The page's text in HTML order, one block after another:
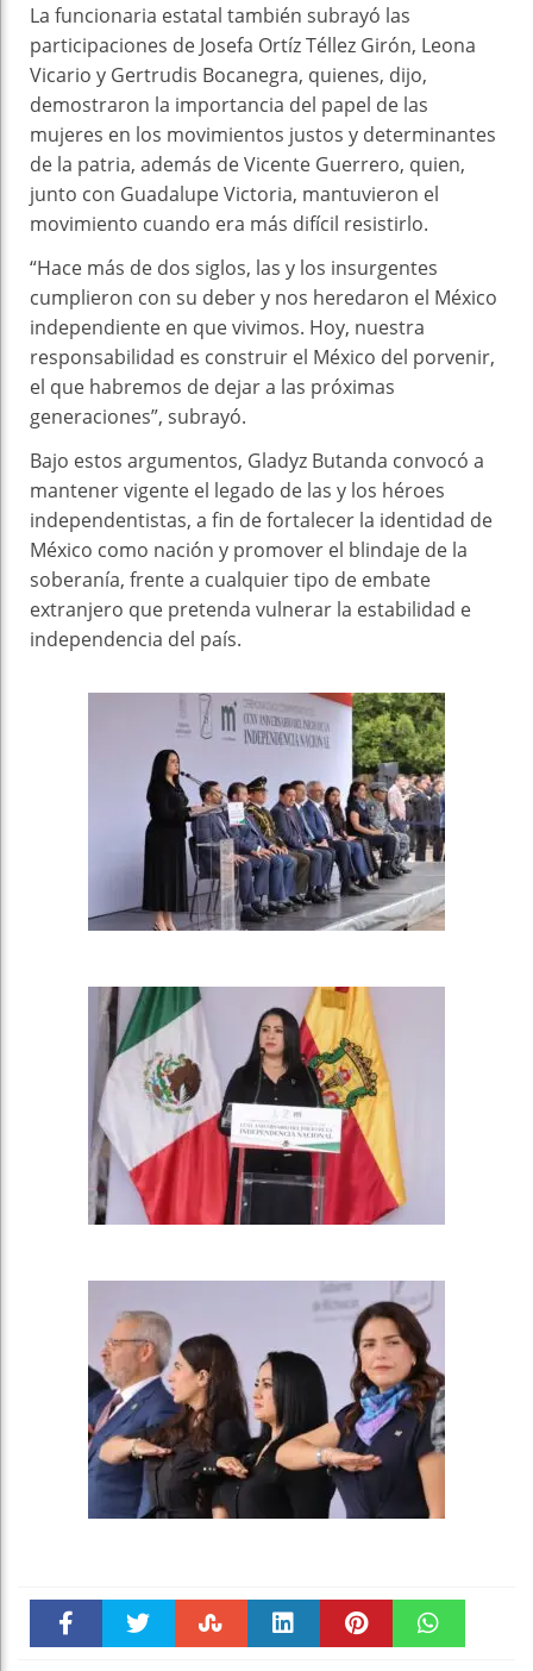
La funcionaria estatal también subrayó las
participaciones de Josefa Ortíz Téllez Girón, Leona
Vicario y Gertrudis Bocanegra, quienes, dijo,
demostraron la importancia del papel de las
mujeres en los movimientos justos y determinantes
de la patria, además de Vicente Guerrero, quien,
junto con Guadalupe Victoria, mantuvieron el
movimiento cuando era más difícil resistirlo.
“Hace más de dos siglos, las y los insurgentes
cumplieron con su deber y nos heredaron el México
independiente en que vivimos. Hoy, nuestra
responsabilidad es construir el México del porvenir,
el que habremos de dejar a las próximas
generaciones”, subrayó.
Bajo estos argumentos, Gladyz Butanda convocó a
mantener vigente el legado de las y los héroes
independentistas, a fin de fortalecer la identidad de
México como nación y promover el blindaje de la
soberanía, frente a cualquier tipo de embate
extranjero que pretenda vulnerar la estabilidad e
independencia del país.